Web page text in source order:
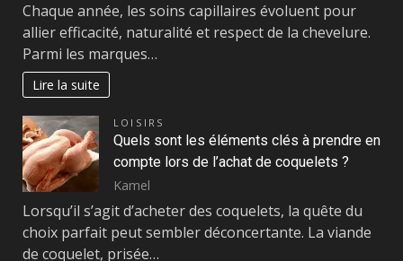
Chaque année, les soins capillaires évoluent pour
allier efficacité, naturalité et respect de la chevelure.
Parmi les marques…
Lire la suite
LOISIRS
Quels sont les éléments clés à prendre en
compte lors de l’achat de coquelets ?
Kamel
Lorsqu’il s’agit d’acheter des coquelets, la quête du
choix parfait peut sembler déconcertante. La viande
de coquelet, prisée…